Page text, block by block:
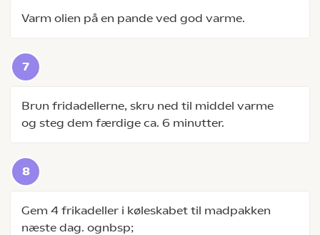
Varm olien på en pande ved god varme.
Brun fridadellerne, skru ned til middel varme
og steg dem færdige ca. 6 minutter.
Gem 4 frikadeller i køleskabet til madpakken
næste dag. ognbsp;